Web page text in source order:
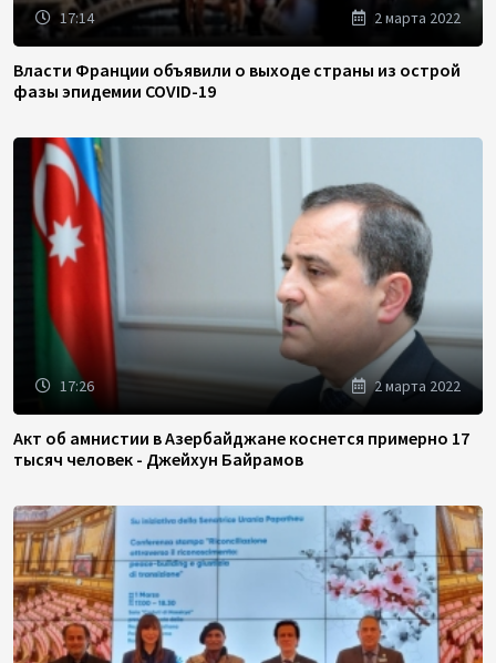
17:14 2 марта 2022
Власти Франции объявили о выходе страны из острой
фазы эпидемии COVID-19
17:26 2 марта 2022
Акт об амнистии в Азербайджане коснется примерно 17
тысяч человек - Джейхун Байрамов